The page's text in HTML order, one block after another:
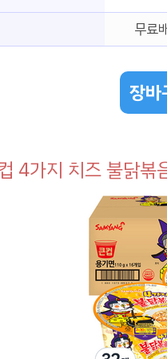
무료
장바
4가지 치즈 불닭